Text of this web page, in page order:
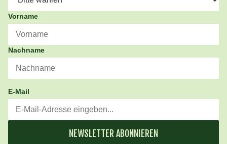
Vorname
Nachname
E-Mail
NEWSLETTER ABONNIEREN